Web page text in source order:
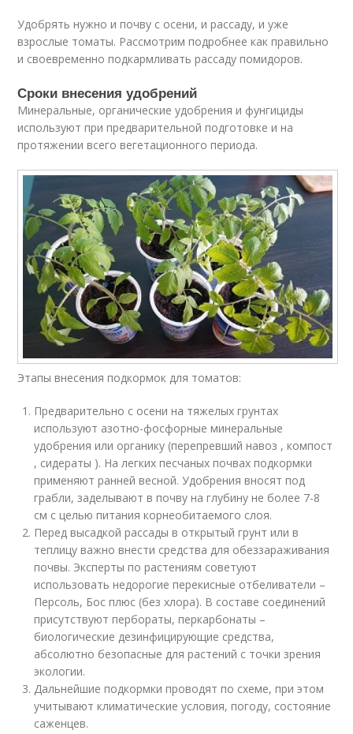
Удобрять нужно и почву с осени, и рассаду, и уже
взрослые томаты. Рассмотрим подробнее как правильно
и своевременно подкармливать рассаду помидоров.
Сроки внесения удобрений
Минеральные, органические удобрения и фунгициды
используют при предварительной подготовке и на
протяжении всего вегетационного периода.
Этапы внесения подкормок для томатов:
Предварительно с осени на тяжелых грунтах
используют азотно-фосфорные минеральные
удобрения или органику (перепревший навоз , компост
, сидераты ). На легких песчаных почвах подкормки
применяют ранней весной. Удобрения вносят под
грабли, заделывают в почву на глубину не более 7-8
см с целью питания корнеобитаемого слоя.
Перед высадкой рассады в открытый грунт или в
теплицу важно внести средства для обеззараживания
почвы. Эксперты по растениям советуют
использовать недорогие перекисные отбеливатели –
Персоль, Бос плюс (без хлора). В составе соединений
присутствуют пербораты, перкарбонаты –
биологические дезинфицирующие средства,
абсолютно безопасные для растений с точки зрения
экологии.
Дальнейшие подкормки проводят по схеме, при этом
учитывают климатические условия, погоду, состояние
саженцев.